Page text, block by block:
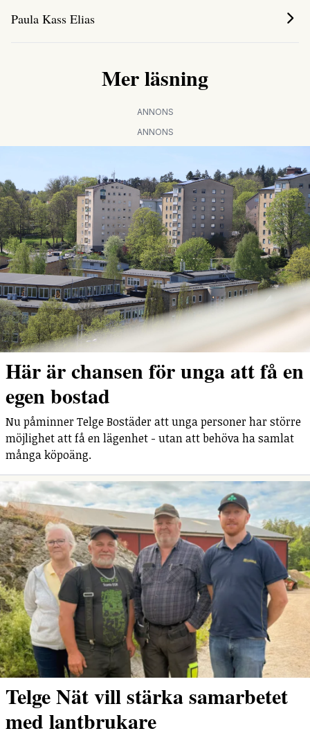
Paula Kass Elias
Mer läsning
ANNONS
ANNONS
Här är chansen för unga att få en
egen bostad
Nu påminner Telge Bostäder att unga personer har större
möjlighet att få en lägenhet - utan att behöva ha samlat
många köpoäng.
Telge Nät vill stärka samarbetet
med lantbrukare